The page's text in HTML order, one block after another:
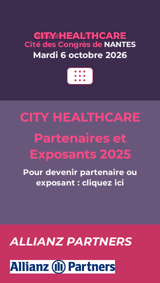
Cité des Congrès de NANTES
Mardi 6 octobre 2026
CITY HEALTHCARE
Partenaires et
Exposants 2025
Pour devenir partenaire ou
exposant : cliquez ici
ALLIANZ PARTNERS